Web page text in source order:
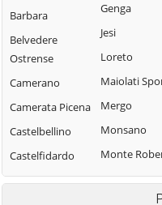
Barbara
Belvedere
Ostrense
Camerano
Camerata Picena
Castelbellino
Castelfidardo
Castelleone di
Genga
Jesi
Loreto
Maiolati
Mergo
Monsano
Monte
Monte San